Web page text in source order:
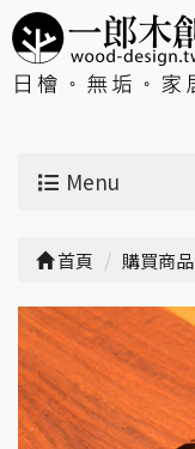
Menu
首頁 購買商品